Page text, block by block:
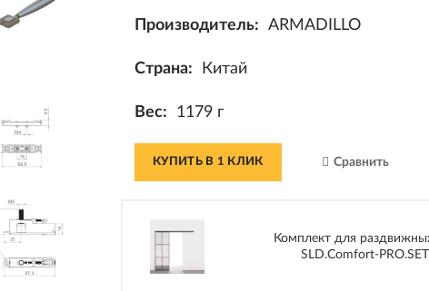
Производитель: ARMADILLO
Страна: Китай
Вес: 1179 г
КУПИТЬ В 1 КЛИК Сравнить
Комплект для
SLD.Comfort-